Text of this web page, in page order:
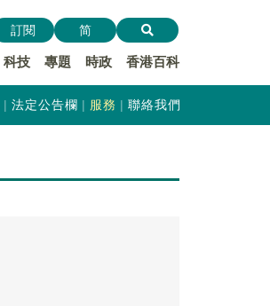
科技 專題 時政 香港百科
訂閱 简
法定公告欄 服務 聯絡我們